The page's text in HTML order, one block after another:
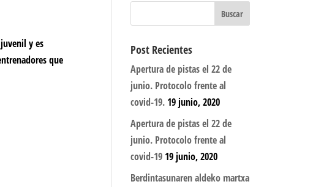
juvenil y es
que
Post Recientes
Apertura de pistas el 22 de
junio. Protocolo frente al
covid-19. 19 junio, 2020
Apertura de pistas el 22 de
junio. Protocolo frente al
covid-19 19 junio, 2020
Berdintasunaren aldeko martxa